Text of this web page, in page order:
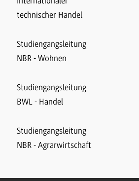
technischer Handel
Studiengangsleitung
NBR - Wohnen
Studiengangsleitung
BWL - Handel
Studiengangsleitung
NBR - Agrarwirtschaft